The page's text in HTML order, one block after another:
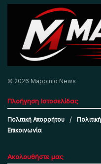
© 2026 Mappinio News
Πλοήγηση Ιστοσελίδας
Πολιτική Απορρήτου
Επικοινωνία
Ακολουθήστε μας